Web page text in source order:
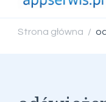
Strona główna /